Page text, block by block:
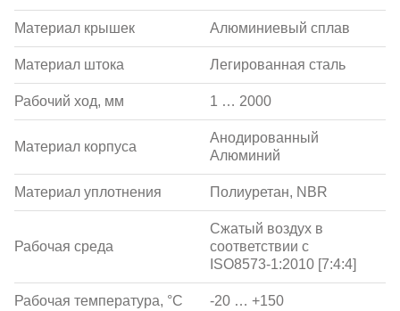
Материал крышек Алюминиевый сплав
Материал штока Легированная сталь
Рабочий ход, мм 1 … 2000
Материал корпуса
Анодированный
Алюминий
Материал уплотнения Полиуретан, NBR
Рабочая среда
Сжатый воздух в
соответствии с
ISO8573-1:2010 [7:4:4]
Рабочая температура, °С -20 … +150